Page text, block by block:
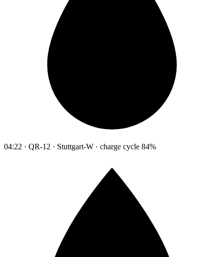
04:22 · QR-12 · Stuttgart-W · charge cycle 84%